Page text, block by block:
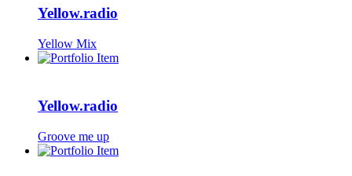
Yellow.radio
Yellow Mix
Yellow.radio
Groove me up